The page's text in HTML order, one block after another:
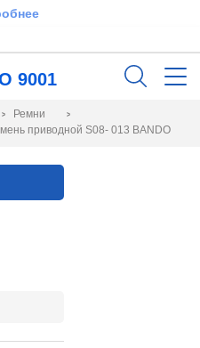
9001
Ремни
приводной S08- 013 BANDO